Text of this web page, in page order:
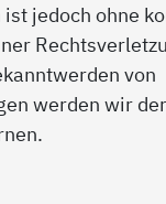
jedoch ohne
von
werden wir